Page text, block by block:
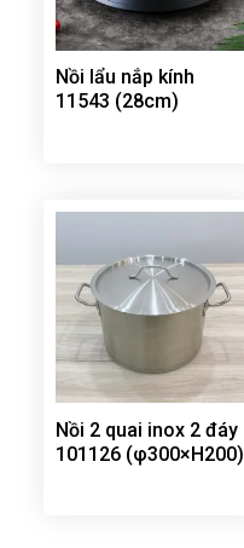
Nồi lẩu nắp kính
11543 (28cm)
Nồi 2 quai inox 2 đáy
101126 (φ300×H200)